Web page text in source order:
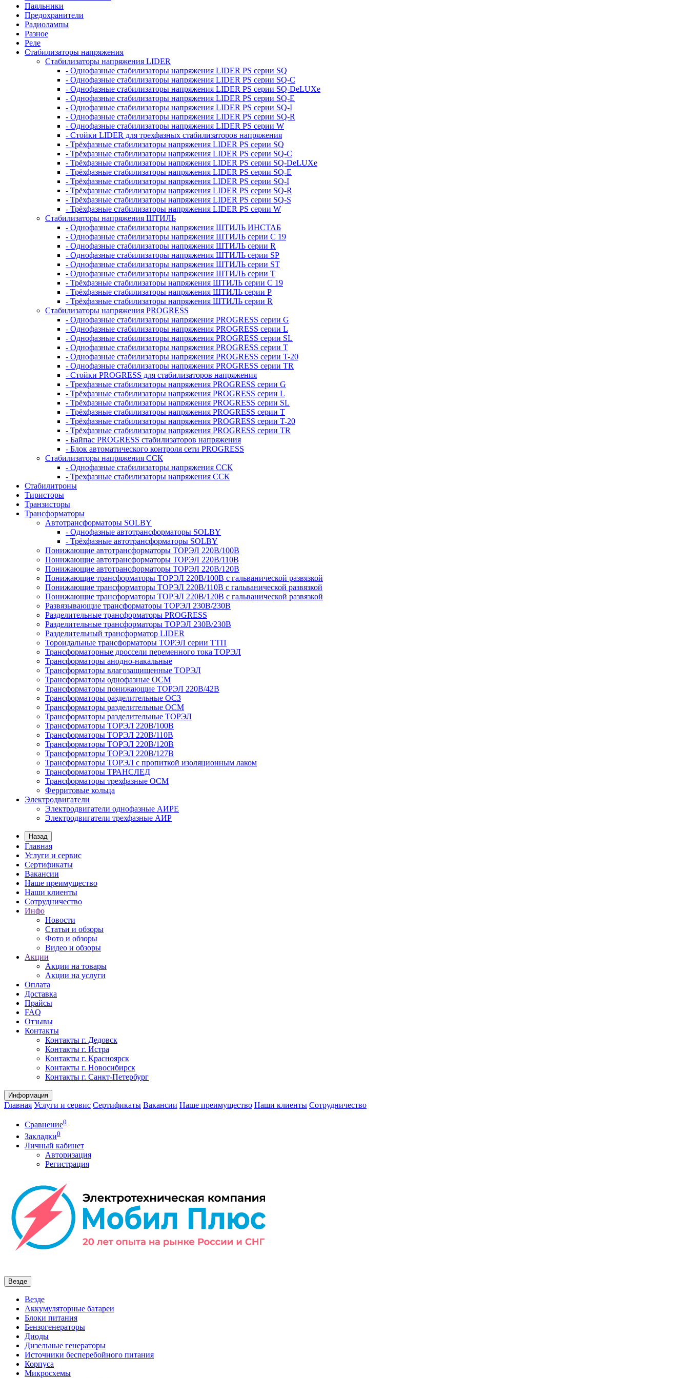
Паяльники
Предохранители
Радиолампы
Разное
Реле
Стабилизаторы напряжения
Стабилизаторы напряжения LIDER
- Однофазные стабилизаторы напряжения LIDER PS серии SQ
- Однофазные стабилизаторы напряжения LIDER PS серии SQ-C
- Однофазные стабилизаторы напряжения LIDER PS серии SQ-DeLUXe
- Однофазные стабилизаторы напряжения LIDER PS серии SQ-E
- Однофазные стабилизаторы напряжения LIDER PS серии SQ-I
- Однофазные стабилизаторы напряжения LIDER PS серии SQ-R
- Однофазные стабилизаторы напряжения LIDER PS серии W
- Стойки LIDER для трехфазных стабилизаторов напряжения
- Трёхфазные стабилизаторы напряжения LIDER PS серии SQ
- Трёхфазные стабилизаторы напряжения LIDER PS серии SQ-C
- Трёхфазные стабилизаторы напряжения LIDER PS серии SQ-DeLUXe
- Трёхфазные стабилизаторы напряжения LIDER PS серии SQ-E
- Трёхфазные стабилизаторы напряжения LIDER PS серии SQ-I
- Трёхфазные стабилизаторы напряжения LIDER PS серии SQ-R
- Трёхфазные стабилизаторы напряжения LIDER PS серии SQ-S
- Трёхфазные стабилизаторы напряжения LIDER PS серии W
Стабилизаторы напряжения ШТИЛЬ
- Однофазные стабилизаторы напряжения ШТИЛЬ ИНСТАБ
- Однофазные стабилизаторы напряжения ШТИЛЬ серии C 19
- Однофазные стабилизаторы напряжения ШТИЛЬ серии R
- Однофазные стабилизаторы напряжения ШТИЛЬ серии SP
- Однофазные стабилизаторы напряжения ШТИЛЬ серии ST
- Однофазные стабилизаторы напряжения ШТИЛЬ серии T
- Трёхфазные стабилизаторы напряжения ШТИЛЬ серии C 19
- Трёхфазные стабилизаторы напряжения ШТИЛЬ серии P
- Трёхфазные стабилизаторы напряжения ШТИЛЬ серии R
Стабилизаторы напряжения PROGRESS
- Однофазные стабилизаторы напряжения PROGRESS серии G
- Однофазные стабилизаторы напряжения PROGRESS серии L
- Однофазные стабилизаторы напряжения PROGRESS серии SL
- Однофазные стабилизаторы напряжения PROGRESS серии T
- Однофазные стабилизаторы напряжения PROGRESS серии T-20
- Однофазные стабилизаторы напряжения PROGRESS серии TR
- Стойки PROGRESS для стабилизаторов напряжения
- Трехфазные стабилизаторы напряжения PROGRESS серии G
- Трёхфазные стабилизаторы напряжения PROGRESS серии L
- Трёхфазные стабилизаторы напряжения PROGRESS серии SL
- Трёхфазные стабилизаторы напряжения PROGRESS серии T
- Трёхфазные стабилизаторы напряжения PROGRESS серии T-20
- Трёхфазные стабилизаторы напряжения PROGRESS серии TR
- Байпас PROGRESS стабилизаторов напряжения
- Блок автоматического контроля сети PROGRESS
Стабилизаторы напряжения ССК
- Однофазные стабилизаторы напряжения ССК
- Трехфазные стабилизаторы напряжения ССК
Стабилитроны
Тиристоры
Транзисторы
Трансформаторы
Автотрансформаторы SOLBY
- Однофазные автотрансформаторы SOLBY
- Трёхфазные автотрансформаторы SOLBY
Понижающие автотрансформаторы ТОРЭЛ 220В/100В
Понижающие автотрансформаторы ТОРЭЛ 220В/110В
Понижающие автотрансформаторы ТОРЭЛ 220В/120В
Понижающие трансформаторы ТОРЭЛ 220В/100В с гальванической развязкой
Понижающие трансформаторы ТОРЭЛ 220В/110В с гальванической развязкой
Понижающие трансформаторы ТОРЭЛ 220В/120В с гальванической развязкой
Развязывающие трансформаторы ТОРЭЛ 230В/230В
Разделительные трансформаторы PROGRESS
Разделительные трансформаторы ТОРЭЛ 230В/230В
Разделительный трансформатор LIDER
Тороидальные трансформаторы ТОРЭЛ серии ТТП
Трансформаторные дроссели переменного тока ТОРЭЛ
Трансформаторы анодно-накальные
Трансформаторы влагозащищенные ТОРЭЛ
Трансформаторы однофазные ОСМ
Трансформаторы понижающие ТОРЭЛ 220В/42В
Трансформаторы разделительные ОСЗ
Трансформаторы разделительные ОСМ
Трансформаторы разделительные ТОРЭЛ
Трансформаторы ТОРЭЛ 220В/100В
Трансформаторы ТОРЭЛ 220В/110В
Трансформаторы ТОРЭЛ 220В/120В
Трансформаторы ТОРЭЛ 220В/127В
Трансформаторы ТОРЭЛ с пропиткой изоляционным лаком
Трансформаторы ТРАНСЛЕД
Трансформаторы трехфазные ОСМ
Ферритовые кольца
Электродвигатели
Электродвигатели однофазные АИРЕ
Электродвигатели трехфазные АИР
Назад
Главная
Услуги и сервис
Сертификаты
Вакансии
Наше преимущество
Наши клиенты
Сотрудничество
Инфо
Новости
Статьи и обзоры
Фото и обзоры
Видео и обзоры
Акции
Акции на товары
Акции на услуги
Оплата
Доставка
Прайсы
FAQ
Отзывы
Контакты
Контакты г. Дедовск
Контакты г. Истра
Контакты г. Красноярск
Контакты г. Новосибирск
Контакты г. Санкт-Петербург
Информация
Главная Услуги и сервис Сертификаты Вакансии Наше преимущество Наши клиенты Сотрудничество
Сравнение0
Закладки0
Личный кабинет
Авторизация
Регистрация
Везде
Везде
Аккумуляторные батареи
Блоки питания
Бензогенераторы
Диоды
Дизельные генераторы
Источники бесперебойного питания
Корпуса
Микросхемы